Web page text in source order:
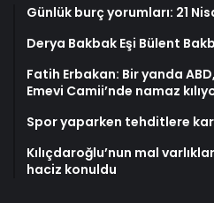
Günlük burç yorumları: 21
Derya Bakbak Eşi Bülent
Fatih Erbakan: Bir yanda
Emevi Camii’nde namaz
Spor yaparken tehditlere
Kılıçdaroğlu’nun mal
haciz konuldu